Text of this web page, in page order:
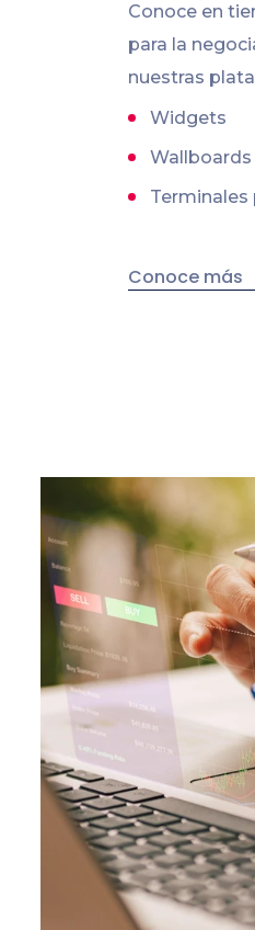
Conoce en
para la
nuestras
Widgets
Wallboards
Terminales
Conoce más